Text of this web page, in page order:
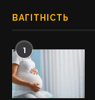
ВАГІТНІСТЬ
1